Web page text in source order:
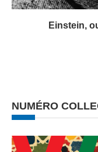
Einstein,
NUMÉRO